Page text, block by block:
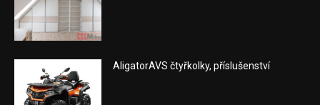
AligatorAVS čtyřkolky, příslušenství